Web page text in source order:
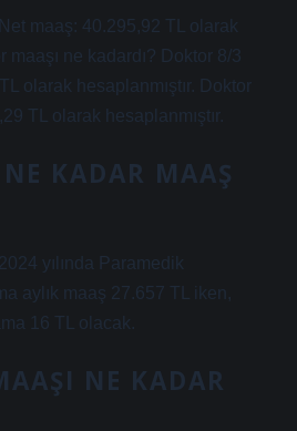
maaş: 40.295,92 TL olarak
maaşı ne kadardı? Doktor 8/3
olarak hesaplanmıştır. Doktor
TL olarak hesaplanmıştır.
KADAR MAAŞ
yılında Paramedik
aylık maaş 27.657 TL iken,
16 TL olacak.
NE KADAR